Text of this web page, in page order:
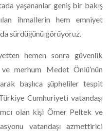
yaşananlar geniş bir bakış
ihmallerin hem emniyet
sürdüğünü görüyoruz.
hemen sonra güvenlik
merhum Medet Önlü’nün
başlıca şüpheliler tespit
Cumhuriyeti vatandaşı
olan kişi Ömer Peltek ve
vatandaşı azmettirici